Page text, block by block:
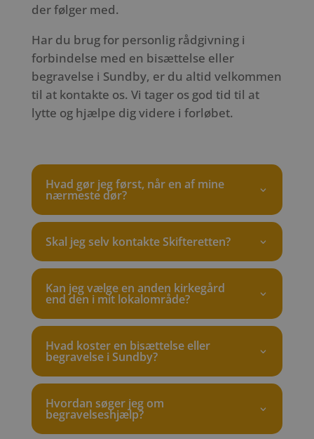
der følger med.
Har du brug for personlig rådgivning i
forbindelse med en bisættelse eller
begravelse i Sundby, er du altid velkommen
til at kontakte os. Vi tager os god tid til at
lytte og hjælpe dig videre i forløbet.
Hvad gør jeg først, når en af mine
nærmeste dør?
Skal jeg selv kontakte Skifteretten?
Kan jeg vælge en anden kirkegård
end den i mit lokalområde?
Hvad koster en bisættelse eller
begravelse i Sundby?
Hvordan søger jeg om
begravelseshjælp?